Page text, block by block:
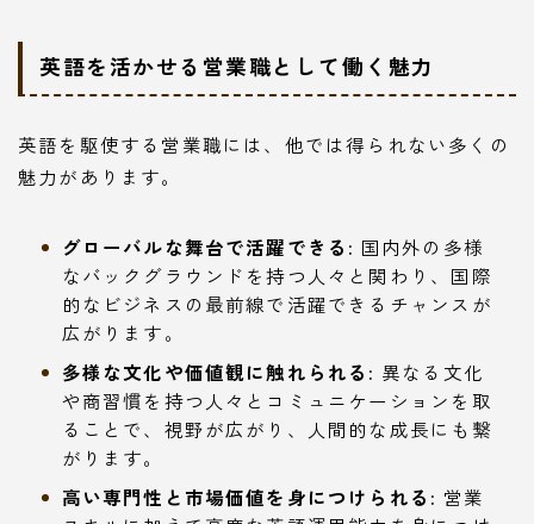
英語を活かせる営業職として働く魅力
英語を駆使する営業職には、他では得られない多くの
魅力があります。
グローバルな舞台で活躍できる: 国内外の多様
なバックグラウンドを持つ人々と関わり、国際
的なビジネスの最前線で活躍できるチャンスが
広がります。
多様な文化や価値観に触れられる: 異なる文化
や商習慣を持つ人々とコミュニケーションを取
ることで、視野が広がり、人間的な成長にも繋
がります。
高い専門性と市場価値を身につけられる: 営業